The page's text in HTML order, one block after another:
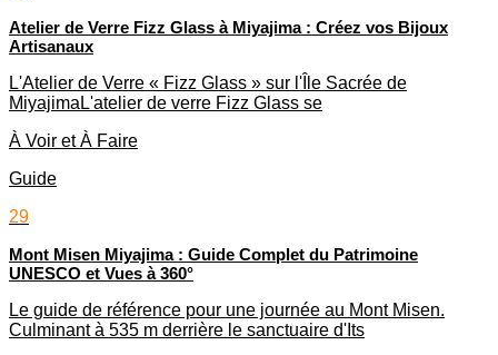
Atelier de Verre Fizz Glass à Miyajima : Créez vos Bijoux
Artisanaux
L'Atelier de Verre « Fizz Glass » sur l'Île Sacrée de
MiyajimaL'atelier de verre Fizz Glass se
À Voir et À Faire
Guide
29
Mont Misen Miyajima : Guide Complet du Patrimoine
UNESCO et Vues à 360°
Le guide de référence pour une journée au Mont Misen.
Culminant à 535 m derrière le sanctuaire d'Its